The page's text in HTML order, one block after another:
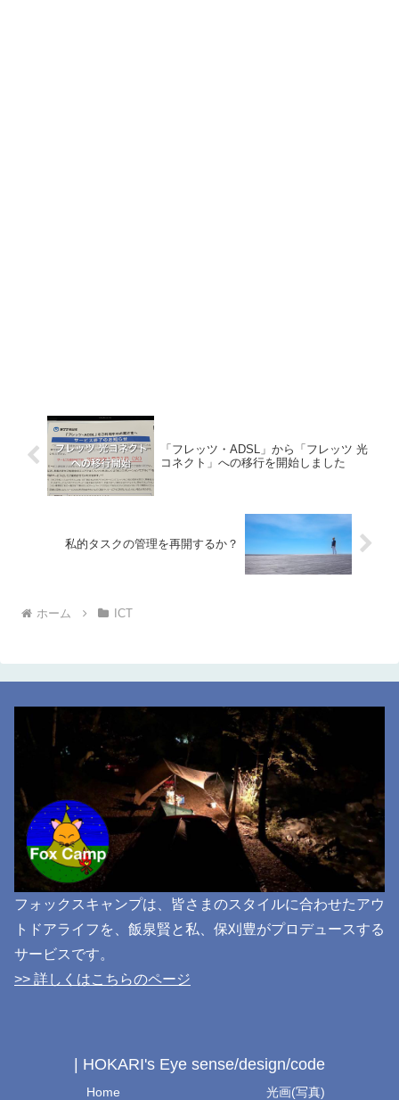
「フレッツ・ADSL」から「フレッツ 光
コネクト」への移行を開始しました
私的タスクの管理を再開するか？
ホーム ICT
フォックスキャンプは、皆さまのスタイルに合わせたアウ
トドアライフを、飯泉賢と私、保刈豊がプロデュースする
サービスです。
>> 詳しくはこちらのページ
| HOKARI's Eye sense/design/code
Home 光画(写真)